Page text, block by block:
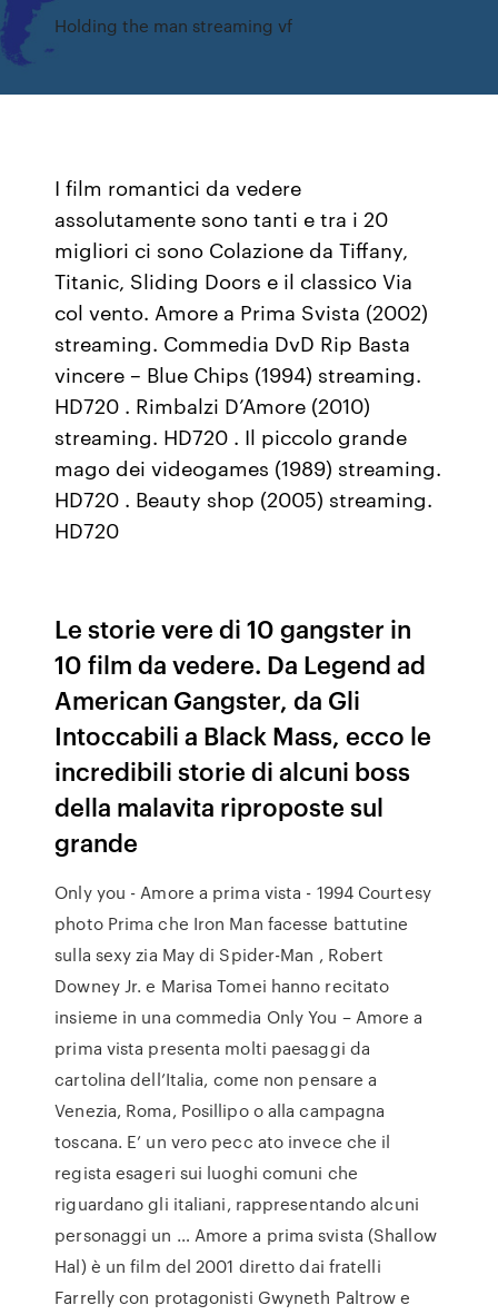
Holding the man streaming vf
I film romantici da vedere
assolutamente sono tanti e tra i 20
migliori ci sono Colazione da Tiffany,
Titanic, Sliding Doors e il classico Via
col vento. Amore a Prima Svista (2002)
streaming. Commedia DvD Rip Basta
vincere – Blue Chips (1994) streaming.
HD720 . Rimbalzi D’Amore (2010)
streaming. HD720 . Il piccolo grande
mago dei videogames (1989) streaming.
HD720 . Beauty shop (2005) streaming.
HD720
Le storie vere di 10 gangster in
10 film da vedere. Da Legend ad
American Gangster, da Gli
Intoccabili a Black Mass, ecco le
incredibili storie di alcuni boss
della malavita riproposte sul
grande
Only you - Amore a prima vista - 1994 Courtesy
photo Prima che Iron Man facesse battutine
sulla sexy zia May di Spider-Man , Robert
Downey Jr. e Marisa Tomei hanno recitato
insieme in una commedia Only You – Amore a
prima vista presenta molti paesaggi da
cartolina dell’Italia, come non pensare a
Venezia, Roma, Posillipo o alla campagna
toscana. E’ un vero pecc ato invece che il
regista esageri sui luoghi comuni che
riguardano gli italiani, rappresentando alcuni
personaggi un … Amore a prima svista (Shallow
Hal) è un film del 2001 diretto dai fratelli
Farrelly con protagonisti Gwyneth Paltrow e